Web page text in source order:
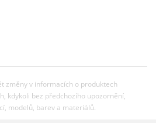
změny v informacích o produktech
kdykoli bez předchozího upozornění,
modelů, barev a materiálů.